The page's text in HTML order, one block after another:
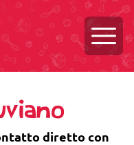
diretto con